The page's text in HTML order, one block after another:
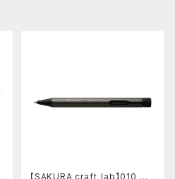
【SAKURA craft_lab】010 ゲ